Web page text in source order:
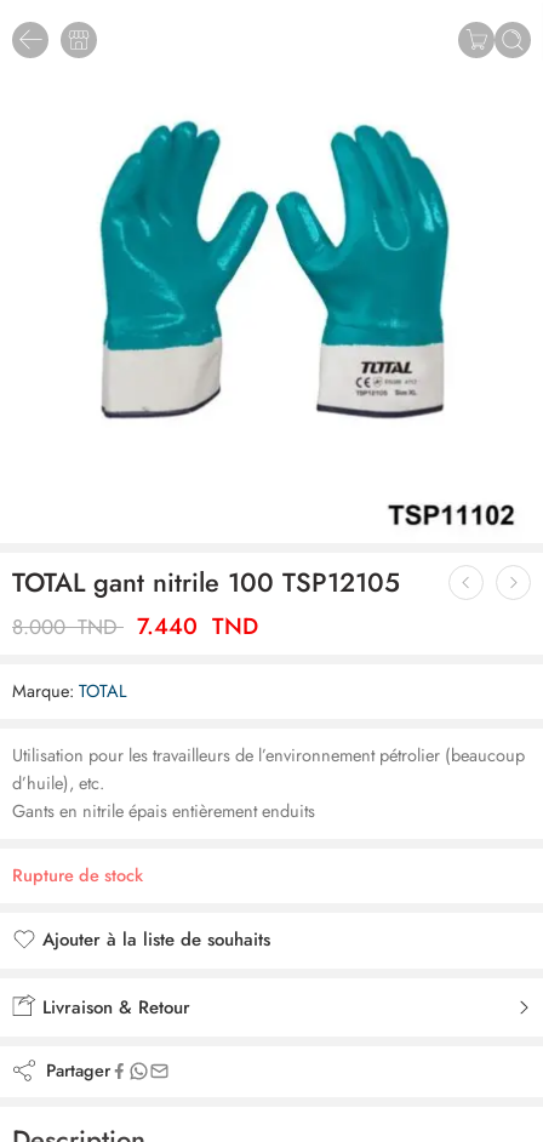
TOTAL gant nitrile 100 TSP12105
8.000TND 7.440 TND
Marque: TOTAL
Utilisation pour les travailleurs de l’environnement pétrolier (beaucoup
d’huile), etc.
Gants en nitrile épais entièrement enduits
Rupture de stock
Ajouter à la liste de souhaits
Livraison & Retour
Partager